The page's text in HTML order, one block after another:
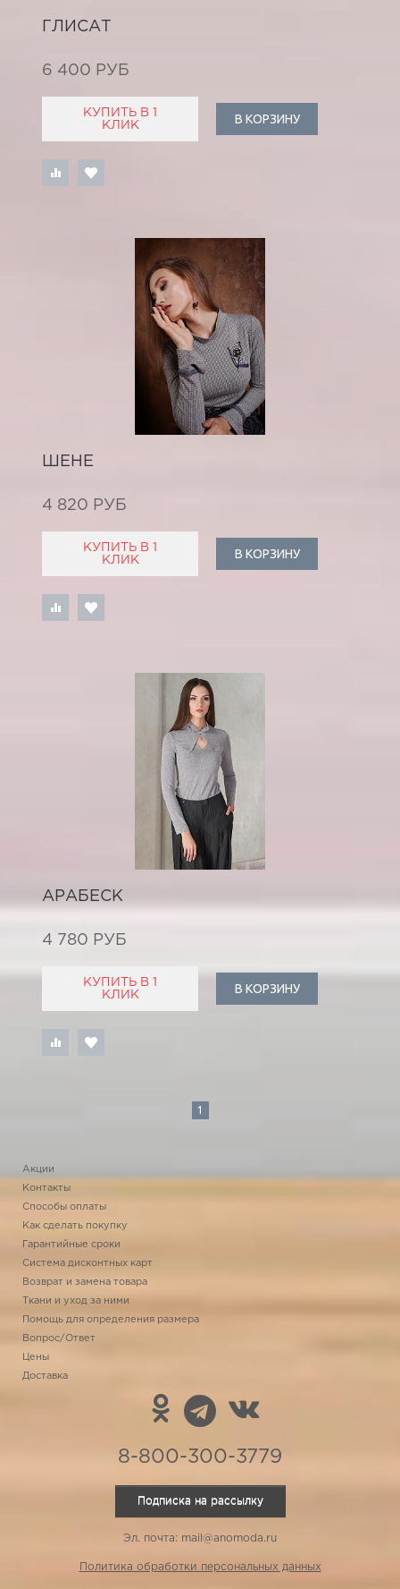
ГЛИСАТ
6 400 РУБ
КУПИТЬ В 1
КЛИК
В КОРЗИНУ
ШЕНЕ
4 820 РУБ
КУПИТЬ В 1
КЛИК
В КОРЗИНУ
АРАБЕСК
4 780 РУБ
КУПИТЬ В 1
КЛИК
В КОРЗИНУ
1
Акции
Контакты
Способы оплаты
Как сделать покупку
Гарантийные сроки
Система дисконтных карт
Возврат и замена товара
Ткани и уход за ними
Помощь для определения размера
Вопрос/Ответ
Цены
Доставка
8-800-300-3779
Подписка на рассылку
Эл. почта: mail@anomoda.ru
Политика обработки персональных данных